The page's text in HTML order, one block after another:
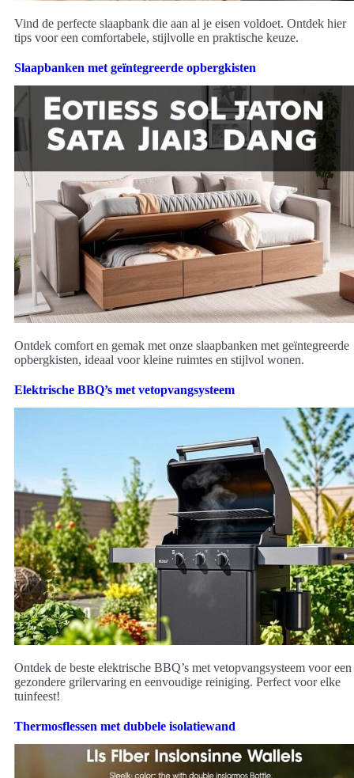
Vind de perfecte slaapbank die aan al je eisen voldoet. Ontdek hier
tips voor een comfortabele, stijlvolle en praktische keuze.
Slaapbanken met geïntegreerde opbergkisten
Ontdek comfort en gemak met onze slaapbanken met geïntegreerde
opbergkisten, ideaal voor kleine ruimtes en stijlvol wonen.
Elektrische BBQ’s met vetopvangsysteem
Ontdek de beste elektrische BBQ’s met vetopvangsysteem voor een
gezondere grilervaring en eenvoudige reiniging. Perfect voor elke
tuinfeest!
Thermosflessen met dubbele isolatiewand